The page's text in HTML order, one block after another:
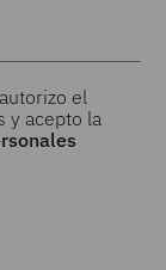
el
y acepto la